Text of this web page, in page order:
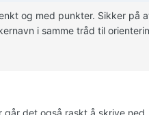
og med punkter. Sikker på
i samme tråd til